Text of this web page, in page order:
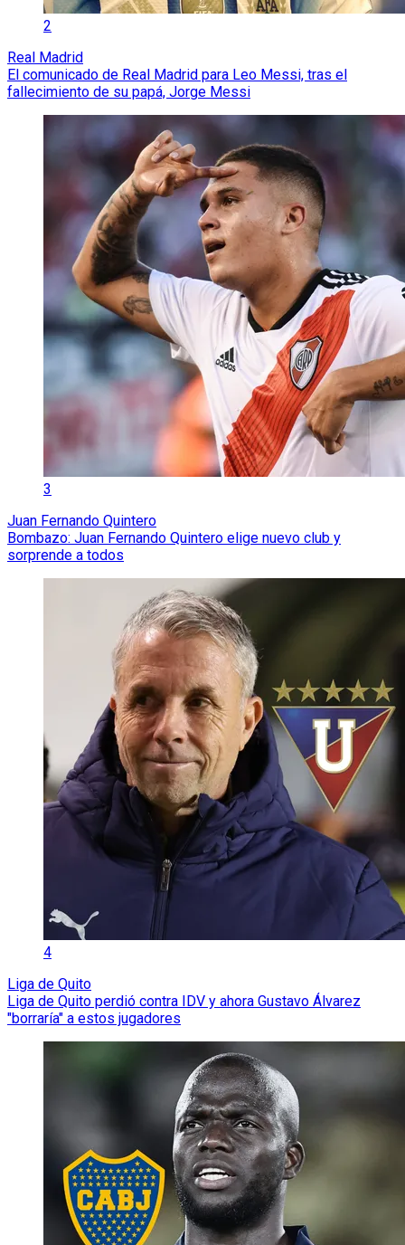
2
Real Madrid
El comunicado de Real Madrid para Leo Messi, tras el
fallecimiento de su papá, Jorge Messi
3
Juan Fernando Quintero
Bombazo: Juan Fernando Quintero elige nuevo club y
sorprende a todos
4
Liga de Quito
Liga de Quito perdió contra IDV y ahora Gustavo Álvarez
"borraría" a estos jugadores